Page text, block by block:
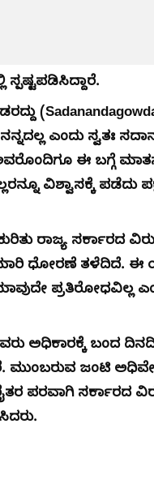
ಎಂದು ಸ್ವತಃ
ಈ ಬಗ್ಗೆ
ವಿಶ್ವಾಸಕ್ಕೆ ಪಡೆದು
ರಾಜ್ಯ ಸರ್ಕಾರದ
ಧೋರಣೆ ತಳೆದಿದೆ. ಈ
ಪ್ರತಿರೋಧವಿಲ್ಲ
ಅಧಿಕಾರಕ್ಕೆ
ಮುಂಬರುವ ಜಂಟಿ
ಪರವಾಗಿ ಸರ್ಕಾರದ